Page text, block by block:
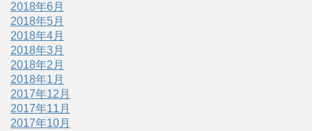
2018年6月
2018年5月
2018年4月
2018年3月
2018年2月
2018年1月
2017年12月
2017年11月
2017年10月